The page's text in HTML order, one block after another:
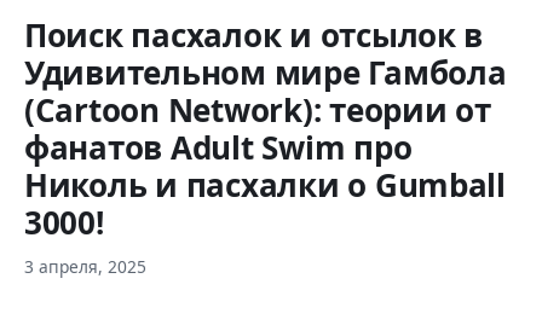
Поиск пасхалок и отсылок в
Удивительном мире Гамбола
(Cartoon Network): теории от
фанатов Adult Swim про
Николь и пасхалки о Gumball
3000!
3 апреля, 2025